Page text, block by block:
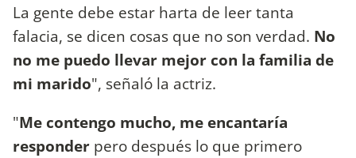
La gente debe estar harta de leer tanta
falacia, se dicen cosas que no son verdad. No
no me puedo llevar mejor con la familia de
mi marido", señaló la actriz.
"Me contengo mucho, me encantaría
responder pero después lo que primero